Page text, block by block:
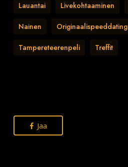
Lauantai Livekohtaaminen
Nainen Originaalispeeddating
Tampereteerenpeli Treffit
Jaa